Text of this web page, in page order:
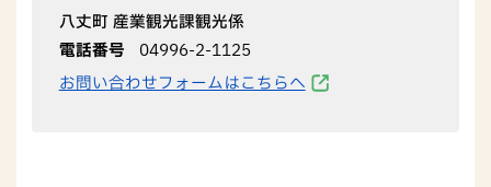
八丈町 産業観光課観光係
電話番号
04996-2-1125
お問い合わせフォームはこちらへ